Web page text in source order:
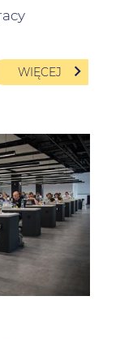
WIĘCEJ